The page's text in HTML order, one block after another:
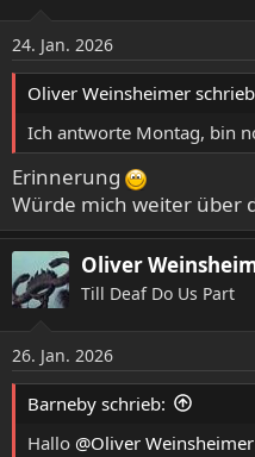
n
e
n
24. Jan. 2026
Oliver Weinsheimer
Ich antworte Montag, bin
Erinnerung
Würde mich weiter über
Oliver
Till Deaf Do Us Part
26. Jan. 2026
Barneby schrieb:
Hallo @Oliver Weinsheimer